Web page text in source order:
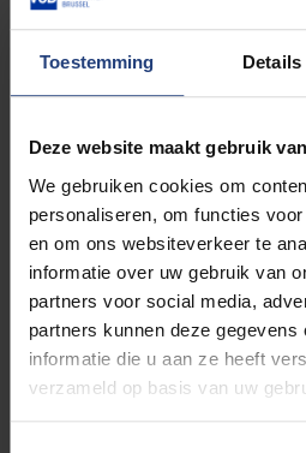
Toestemming Details
Deze website maakt gebruik
We gebruiken cookies om
personaliseren, om functies
en om ons websiteverkeer te
informatie over uw gebruik van
partners voor social media,
partners kunnen deze gegevens
informatie die u aan ze heeft
verzameld op basis van uw
Wil je dit stukje architecturale
krijgen? Ontdek alle details en
Meer info en bestellen!
Lees meer
Kunst en